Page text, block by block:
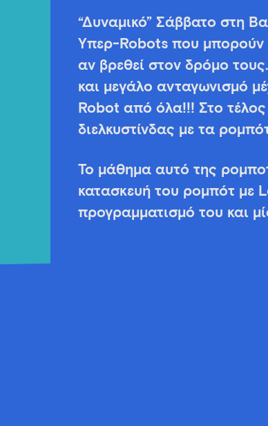
“Δυναμικό” Σάββατο στη
Υπερ-Robots που μπορούν
αν βρεθεί στον δρόμο
και μεγάλο ανταγωνισμό
Robot από όλα!!! Στο
διελκυστίνδας με τα
Το μάθημα αυτό της
κατασκευή του ρομπότ με
προγραμματισμό του και